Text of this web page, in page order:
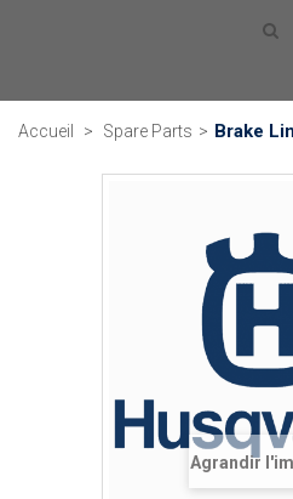
Accueil > Spare Parts > Brake
Agrandir